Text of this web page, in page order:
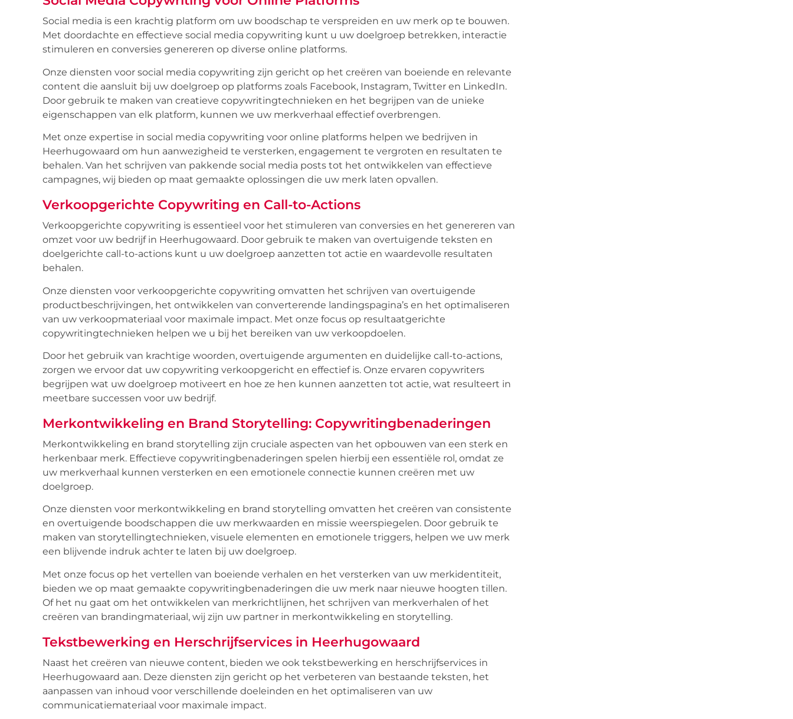
Social media is een krachtig platform om uw boodschap te verspreiden en uw merk op te bouwen.
Met doordachte en effectieve social media copywriting kunt u uw doelgroep betrekken, interactie
stimuleren en conversies genereren op diverse online platforms.
Onze diensten voor social media copywriting zijn gericht op het creëren van boeiende en relevante
content die aansluit bij uw doelgroep op platforms zoals Facebook, Instagram, Twitter en LinkedIn.
Door gebruik te maken van creatieve copywritingtechnieken en het begrijpen van de unieke
eigenschappen van elk platform, kunnen we uw merkverhaal effectief overbrengen.
Met onze expertise in social media copywriting voor online platforms helpen we bedrijven in
Heerhugowaard om hun aanwezigheid te versterken, engagement te vergroten en resultaten te
behalen. Van het schrijven van pakkende social media posts tot het ontwikkelen van effectieve
campagnes, wij bieden op maat gemaakte oplossingen die uw merk laten opvallen.
Verkoopgerichte Copywriting en Call-to-Actions
Verkoopgerichte copywriting is essentieel voor het stimuleren van conversies en het genereren van
omzet voor uw bedrijf in Heerhugowaard. Door gebruik te maken van overtuigende teksten en
doelgerichte call-to-actions kunt u uw doelgroep aanzetten tot actie en waardevolle resultaten
behalen.
Onze diensten voor verkoopgerichte copywriting omvatten het schrijven van overtuigende
productbeschrijvingen, het ontwikkelen van converterende landingspagina’s en het optimaliseren
van uw verkoopmateriaal voor maximale impact. Met onze focus op resultaatgerichte
copywritingtechnieken helpen we u bij het bereiken van uw verkoopdoelen.
Door het gebruik van krachtige woorden, overtuigende argumenten en duidelijke call-to-actions,
zorgen we ervoor dat uw copywriting verkoopgericht en effectief is. Onze ervaren copywriters
begrijpen wat uw doelgroep motiveert en hoe ze hen kunnen aanzetten tot actie, wat resulteert in
meetbare successen voor uw bedrijf.
Merkontwikkeling en Brand Storytelling: Copywritingbenaderingen
Merkontwikkeling en brand storytelling zijn cruciale aspecten van het opbouwen van een sterk en
herkenbaar merk. Effectieve copywritingbenaderingen spelen hierbij een essentiële rol, omdat ze
uw merkverhaal kunnen versterken en een emotionele connectie kunnen creëren met uw
doelgroep.
Onze diensten voor merkontwikkeling en brand storytelling omvatten het creëren van consistente
en overtuigende boodschappen die uw merkwaarden en missie weerspiegelen. Door gebruik te
maken van storytellingtechnieken, visuele elementen en emotionele triggers, helpen we uw merk
een blijvende indruk achter te laten bij uw doelgroep.
Met onze focus op het vertellen van boeiende verhalen en het versterken van uw merkidentiteit,
bieden we op maat gemaakte copywritingbenaderingen die uw merk naar nieuwe hoogten tillen.
Of het nu gaat om het ontwikkelen van merkrichtlijnen, het schrijven van merkverhalen of het
creëren van brandingmateriaal, wij zijn uw partner in merkontwikkeling en storytelling.
Tekstbewerking en Herschrijfservices in Heerhugowaard
Naast het creëren van nieuwe content, bieden we ook tekstbewerking en herschrijfservices in
Heerhugowaard aan. Deze diensten zijn gericht op het verbeteren van bestaande teksten, het
aanpassen van inhoud voor verschillende doeleinden en het optimaliseren van uw
communicatiemateriaal voor maximale impact.